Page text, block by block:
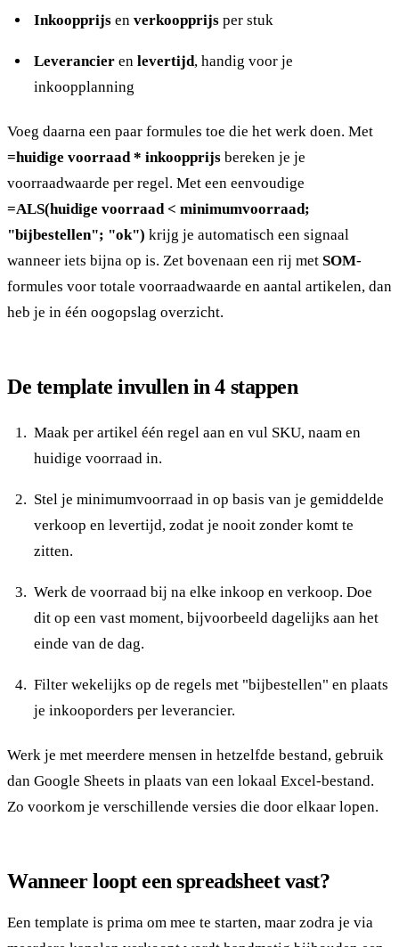
Inkoopprijsen verkoopprijsper stuk
Leverancieren levertijd, handig voor je
inkoopplanning
Voeg daarna een paar formules toe die het werk doen. Met
=huidige voorraad * inkoopprijs bereken je je
voorraadwaarde per regel. Met een eenvoudige
=ALS(huidige voorraad < minimumvoorraad;
"bijbestellen"; "ok") krijg je automatisch een signaal
wanneer iets bijna op is. Zet bovenaan een rij met SOM-
formules voor totale voorraadwaarde en aantal artikelen, dan
heb je in één oogopslag overzicht.
De template invullen in 4 stappen
Maak per artikel één regel aan en vul SKU, naam en
huidige voorraad in.
Stel je minimumvoorraad in op basis van je gemiddelde
verkoop en levertijd, zodat je nooit zonder komt te
zitten.
Werk de voorraad bij na elke inkoop en verkoop. Doe
dit op een vast moment, bijvoorbeeld dagelijks aan het
einde van de dag.
Filter wekelijks op de regels met "bijbestellen" en plaats
je inkooporders per leverancier.
Werk je met meerdere mensen in hetzelfde bestand, gebruik
dan Google Sheets in plaats van een lokaal Excel-bestand.
Zo voorkom je verschillende versies die door elkaar lopen.
Wanneer loopt een spreadsheet vast?
Een template is prima om mee te starten, maar zodra je via